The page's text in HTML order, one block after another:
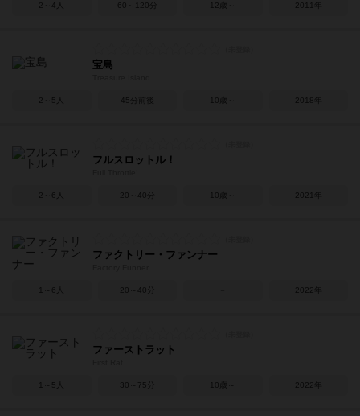
2～4人 60～120分 12歳～ 2011年
宝島
2～5人 45分前後 10歳～ 2018年
フルスロットル！
2～6人 20～40分 10歳～ 2021年
ファクトリー・ファンナー
1～6人 20～40分 2022年
ファーストラット
1～5人 30～75分 10歳～ 2022年